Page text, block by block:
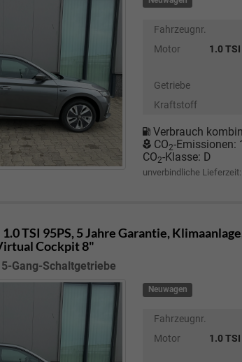
Fahrzeugnr.
Motor
1.0
Getriebe
Kraftstoff
Verbrauch
CO2-Emissionen:
CO2-Klasse: D
unverbindliche
1.0 TSI 95PS, 5 Jahre Garantie,
Cockpit 8"
Gang-Schaltgetriebe
Neuwagen
Fahrzeugnr.
Motor
1.0